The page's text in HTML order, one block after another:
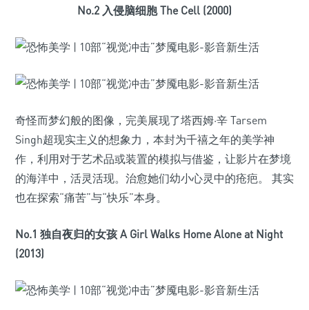
No.2 入侵脑细胞 The Cell (2000)
奇怪而梦幻般的图像，完美展现了塔西姆·辛 Tarsem
Singh超现实主义的想象力，本封为千禧之年的美学神
作，利用对于艺术品或装置的模拟与借鉴，让影片在梦境
的海洋中，活灵活现。治愈她们幼小心灵中的疮疤。 其实
也在探索“痛苦”与“快乐”本身。
No.1 独自夜归的女孩 A Girl Walks Home Alone at Night
(2013)